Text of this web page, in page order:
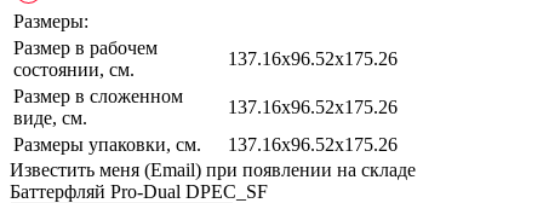
Размеры:
Размер в рабочем
состоянии, см.
137.16х96.52x175.26
Размер в сложенном
виде, см.
137.16х96.52x175.26
Размеры упаковки, см.
137.16х96.52x175.26
Известить меня (Email) при появлении на складе
Баттерфляй Pro-Dual DPEC_SF